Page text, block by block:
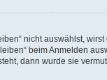
nicht auswählst,
beim Anmelden
dann wurde sie